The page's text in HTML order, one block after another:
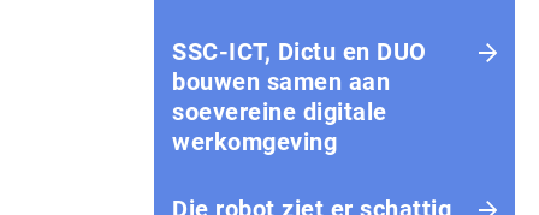
SSC-ICT, Dictu en DUO
bouwen samen aan
soevereine digitale
werkomgeving
Die robot ziet er schattig